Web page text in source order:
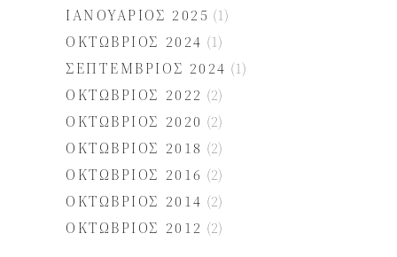
ΙΑΝΟΥΆΡΙΟΣ 2025 (1)
ΟΚΤΏΒΡΙΟΣ 2024 (1)
ΣΕΠΤΈΜΒΡΙΟΣ 2024 (1)
ΟΚΤΏΒΡΙΟΣ 2022 (2)
ΟΚΤΏΒΡΙΟΣ 2020 (2)
ΟΚΤΏΒΡΙΟΣ 2018 (2)
ΟΚΤΏΒΡΙΟΣ 2016 (2)
ΟΚΤΏΒΡΙΟΣ 2014 (2)
ΟΚΤΏΒΡΙΟΣ 2012 (2)